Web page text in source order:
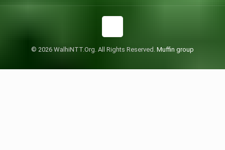
© 2026 WalhiNTT.Org. All Rights Reserved. Muffin group